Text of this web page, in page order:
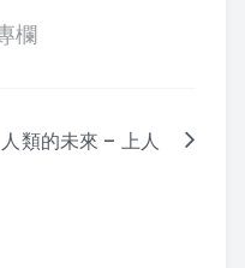
欄
人類的未來 – 上人